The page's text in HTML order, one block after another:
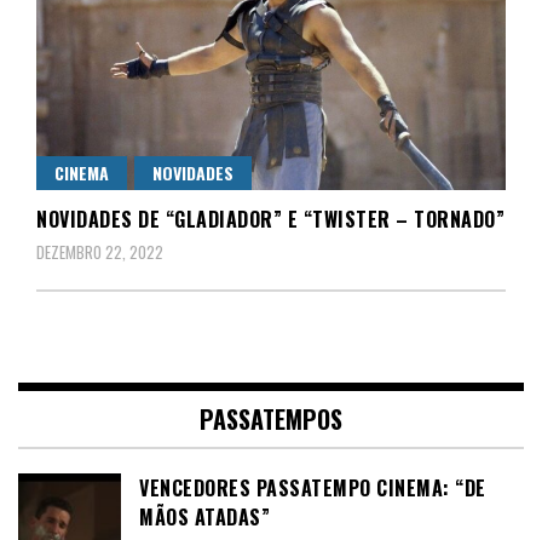
CINEMA NOVIDADES
NOVIDADES DE “GLADIADOR” E “TWISTER – TORNADO”
DEZEMBRO 22, 2022
PASSATEMPOS
VENCEDORES PASSATEMPO CINEMA: “DE
MÃOS ATADAS”